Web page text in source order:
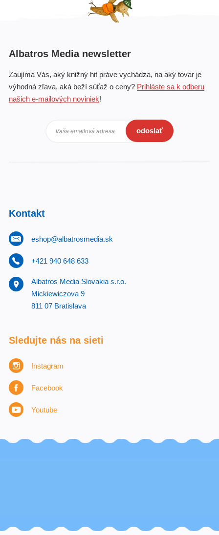
Albatros Media newsletter
Zaujíma Vás, aký knižný hit práve vychádza, na aký tovar je
výhodná zľava, aká beží súťaž o ceny? Prihláste sa k odberu
našich e-mailových noviniek!
Vaša emailová adresa odoslať
Kontakt
eshop@albatrosmedia.sk
+421 940 648 633
Albatros Media Slovakia s.r.o.
Mickiewiczova 9
811 07 Bratislava
Sledujte nás na sieti
Instagram
Facebook
Youtube